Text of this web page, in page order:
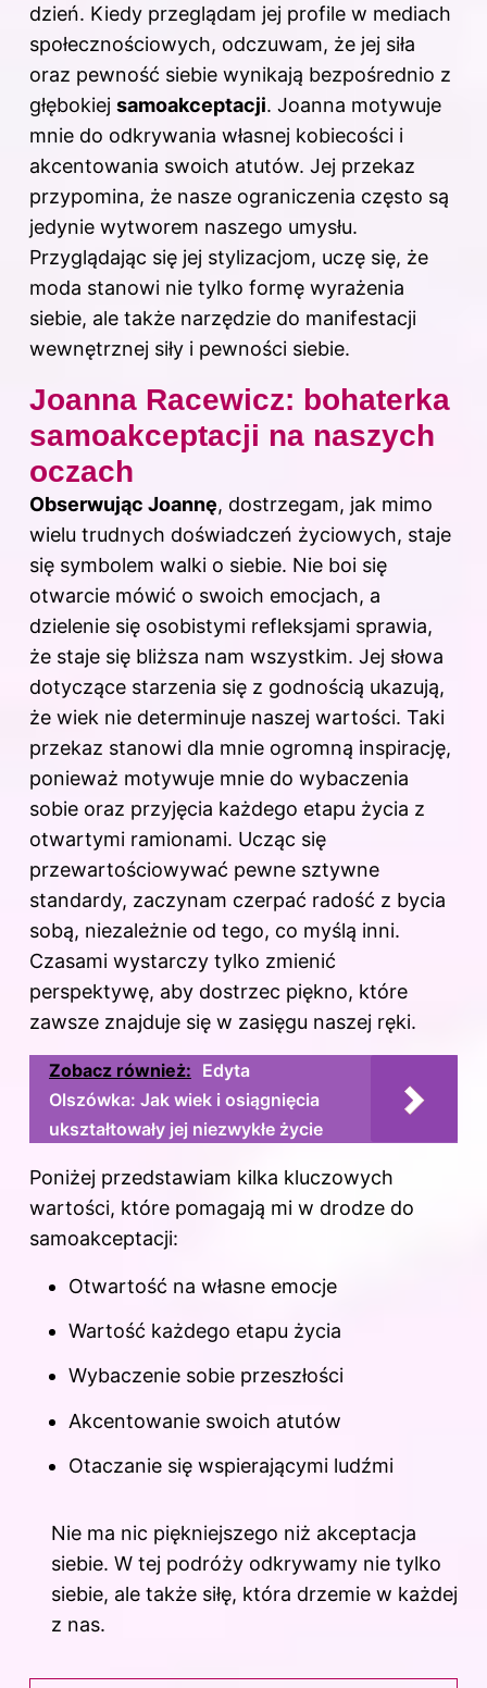
dzień. Kiedy przeglądam jej profile w mediach
społecznościowych, odczuwam, że jej siła
oraz pewność siebie wynikają bezpośrednio z
głębokiej samoakceptacji. Joanna motywuje
mnie do odkrywania własnej kobiecości i
akcentowania swoich atutów. Jej przekaz
przypomina, że nasze ograniczenia często są
jedynie wytworem naszego umysłu.
Przyglądając się jej stylizacjom, uczę się, że
moda stanowi nie tylko formę wyrażenia
siebie, ale także narzędzie do manifestacji
wewnętrznej siły i pewności siebie.
Joanna Racewicz: bohaterka
samoakceptacji na naszych
oczach
Obserwując Joannę, dostrzegam, jak mimo
wielu trudnych doświadczeń życiowych, staje
się symbolem walki o siebie. Nie boi się
otwarcie mówić o swoich emocjach, a
dzielenie się osobistymi refleksjami sprawia,
że staje się bliższa nam wszystkim. Jej słowa
dotyczące starzenia się z godnością ukazują,
że wiek nie determinuje naszej wartości. Taki
przekaz stanowi dla mnie ogromną inspirację,
ponieważ motywuje mnie do wybaczenia
sobie oraz przyjęcia każdego etapu życia z
otwartymi ramionami. Ucząc się
przewartościowywać pewne sztywne
standardy, zaczynam czerpać radość z bycia
sobą, niezależnie od tego, co myślą inni.
Czasami wystarczy tylko zmienić
perspektywę, aby dostrzec piękno, które
zawsze znajduje się w zasięgu naszej ręki.
Zobacz również: Edyta
Olszówka: Jak wiek i osiągnięcia
ukształtowały jej niezwykłe życie
Poniżej przedstawiam kilka kluczowych
wartości, które pomagają mi w drodze do
samoakceptacji:
Otwartość na własne emocje
Wartość każdego etapu życia
Wybaczenie sobie przeszłości
Akcentowanie swoich atutów
Otaczanie się wspierającymi ludźmi
Nie ma nic piękniejszego niż akceptacja
siebie. W tej podróży odkrywamy nie tylko
siebie, ale także siłę, która drzemie w każdej
z nas.